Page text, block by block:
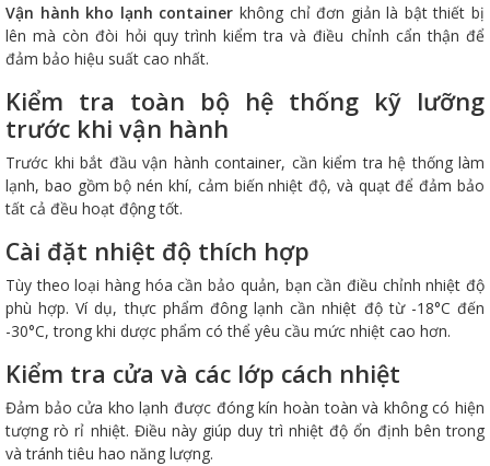
Vận hành kho lạnh container không chỉ đơn giản là bật thiết bị
lên mà còn đòi hỏi quy trình kiểm tra và điều chỉnh cẩn thận để
đảm bảo hiệu suất cao nhất.
Kiểm tra toàn bộ hệ thống kỹ lưỡng
trước khi vận hành
Trước khi bắt đầu vận hành container, cần kiểm tra hệ thống làm
lạnh, bao gồm bộ nén khí, cảm biến nhiệt độ, và quạt để đảm bảo
tất cả đều hoạt động tốt.
Cài đặt nhiệt độ thích hợp
Tùy theo loại hàng hóa cần bảo quản, bạn cần điều chỉnh nhiệt độ
phù hợp. Ví dụ, thực phẩm đông lạnh cần nhiệt độ từ -18°C đến
-30°C, trong khi dược phẩm có thể yêu cầu mức nhiệt cao hơn.
Kiểm tra cửa và các lớp cách nhiệt
Đảm bảo cửa kho lạnh được đóng kín hoàn toàn và không có hiện
tượng rò rỉ nhiệt. Điều này giúp duy trì nhiệt độ ổn định bên trong
và tránh tiêu hao năng lượng.